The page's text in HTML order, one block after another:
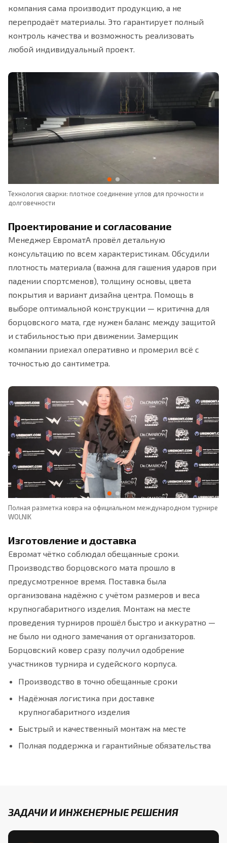
компания сама производит продукцию, а не
перепродаёт материалы. Это гарантирует полный
контроль качества и возможность реализовать
любой индивидуальный проект.
Технология сварки: плотное соединение углов для прочности и
долговечности
Проектирование и согласование
Менеджер ЕвроматА провёл детальную
консультацию по всем характеристикам. Обсудили
плотность материала (важна для гашения ударов при
падении спортсменов), толщину основы, цвета
покрытия и вариант дизайна центра. Помощь в
выборе оптимальной конструкции — критична для
борцовского мата, где нужен баланс между защитой
и стабильностью при движении. Замерщик
компании приехал оперативно и промерил всё с
точностью до сантиметра.
Полная разметка ковра на официальном международном турнире
WOLNIK
Изготовление и доставка
Евромат чётко соблюдал обещанные сроки.
Производство борцовского мата прошло в
предусмотренное время. Поставка была
организована надёжно с учётом размеров и веса
крупногабаритного изделия. Монтаж на месте
проведения турниров прошёл быстро и аккуратно —
не было ни одного замечания от организаторов.
Борцовский ковер сразу получил одобрение
участников турнира и судейского корпуса.
Производство в точно обещанные сроки
Надёжная логистика при доставке
крупногабаритного изделия
Быстрый и качественный монтаж на месте
Полная поддержка и гарантийные обязательства
ЗАДАЧИ И ИНЖЕНЕРНЫЕ РЕШЕНИЯ